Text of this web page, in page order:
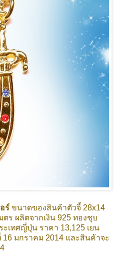
ร์ ขนาดของสินค้าตัวจี้ 28x14
ตร ผลิตจากเงิน 925 ทองชุบ
เทศญี่ปุ่น ราคา 13,125 เยน
16 มกราคม 2014 และสินค้าจะ